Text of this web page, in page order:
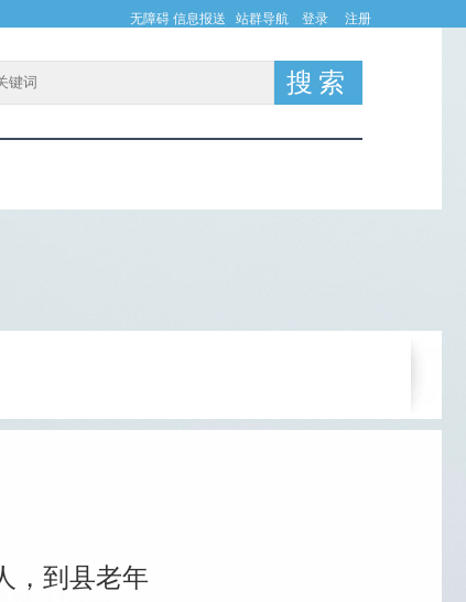
无障碍 信息报送 站群导航 登录 注册
，到县老年